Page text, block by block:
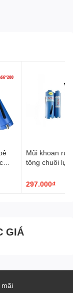
Mũi khoan rút
tông chuôi lục
297.000₫
GIÁ
mãi